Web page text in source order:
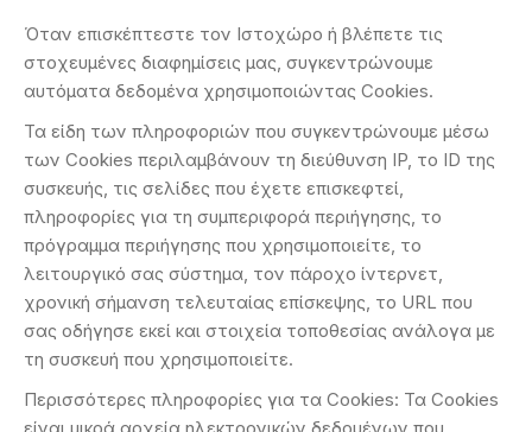
Όταν επισκέπτεστε τον Ιστοχώρο ή βλέπετε τις
στοχευμένες διαφημίσεις μας, συγκεντρώνουμε
αυτόματα δεδομένα χρησιμοποιώντας Cookies.
Τα είδη των πληροφοριών που συγκεντρώνουμε μέσω
των Cookies περιλαμβάνουν τη διεύθυνση IP, το ID της
συσκευής, τις σελίδες που έχετε επισκεφτεί,
πληροφορίες για τη συμπεριφορά περιήγησης, το
πρόγραμμα περιήγησης που χρησιμοποιείτε, το
λειτουργικό σας σύστημα, τον πάροχο ίντερνετ,
χρονική σήμανση τελευταίας επίσκεψης, το URL που
σας οδήγησε εκεί και στοιχεία τοποθεσίας ανάλογα με
τη συσκευή που χρησιμοποιείτε.
Περισσότερες πληροφορίες για τα Cookies: Τα Cookies
είναι μικρά αρχεία ηλεκτρονικών δεδομένων που